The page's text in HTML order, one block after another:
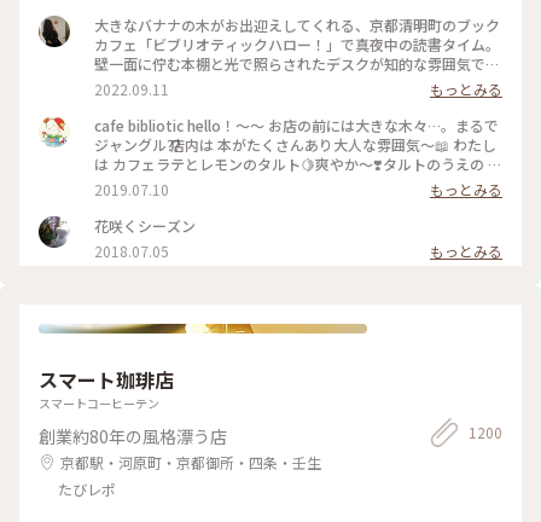
大きなバナナの木がお出迎えしてくれる、京都清明町のブック
カフェ「ビブリオティックハロー！」で真夜中の読書タイム。
壁一面に佇む本棚と光で照らされたデスクが知的な雰囲気で、
これぞ大人カフェでした。2階に貫けている本棚を見に行く
と、ちょっとスケスケの渡り廊下でスリリング。スイーツもド
リンクも美味しくて、夜遅くまでやっているのも嬉しくて。。
これは出張の度に立ち寄りそうです。築150年以上の町屋をリ
ノベしたというところも見応えあり。観光というよりも、ロー
カルに寄り添っているようで温かい空気も感じました。 #私の
ことりっぷ2022 #Myことりっぷ #京都カフェ #ブックカフ
ェ #読書 #ガトーショコラ #コーヒー
2022.09.11
もっとみる
cafe bibliotic hello！〜〜 お店の前には大きな木々…。まるで
ジャングル⁇ 店内は 本がたくさんあり大人な雰囲気〜📖 わたし
は カフェラテとレモンのタルト🍋爽やか〜❣️タルトのうえの レ
モンのドライフルーツがめちゃくちゃ美味しい❣️ カフェの横で
は パンも販売してます。こちらも魅力的でしたが またの機会
に〜 #京都#カフェ#レモンタルト
2019.07.10
もっとみる
花咲くシーズン
2018.07.05
もっとみる
スマート珈琲店
スマートコーヒーテン
創業約80年の風格漂う店
京都駅・河原町・京都御所・四条・壬生
たびレポ
1200